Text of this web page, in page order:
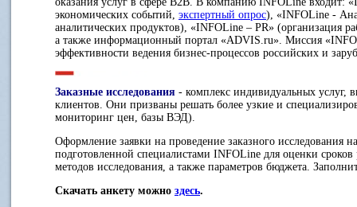
экономических событий, экспертный опрос), «INFOLine -
аналитических продуктов), «INFOLine – PR» (организация
а также информационный портал «ADVIS.ru». Миссия
эффективности ведения бизнес-процессов российских и
Заказные исследования - комплекс индивидуальных услуг,
клиентов. Они призваны решать более узкие и
мониторинг цен, базы ВЭД).
Оформление заявки на проведение заказного исследования
подготовленной специалистами INFOLine для оценки
методов исследования, а также параметров бюджета.
Скачать анкету можно здесь.